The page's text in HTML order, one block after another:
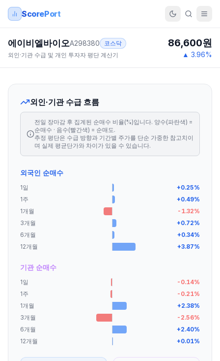
ScorePort
에이비엘바이오A298380
코스닥
외인·기관 수급 및 개인 투자자 평단 계산기
86,600원
▲ 3.96%
외인·기관 수급 흐름
전일 장마감 후 집계된 순매수 비율(%)입니다. 양수(파란색) =
순매수 · 음수(빨간색) = 순매도.
추정 평단은 수급 방향과 기간별 주가를 단순 가중한 참고치이
며 실제 평균단가와 차이가 있을 수 있습니다.
외국인 순매수
1일 +0.25%
1주
+0.49%
1개월
-1.32%
3개월
+0.72%
6개월
+0.34%
12개월
+3.87%
기관 순매수
1일 -0.14%
1주
-0.21%
1개월
+2.38%
3개월
-2.56%
6개월
+2.40%
12개월
+0.01%